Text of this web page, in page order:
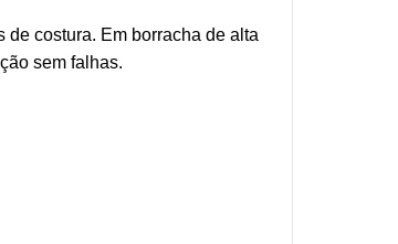
costura. Em borracha de alta
sem falhas.